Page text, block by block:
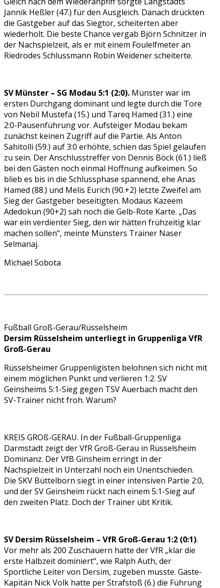
Jannik Heßler (47.) für den Ausgleich. Danach drückten
die Gastgeber auf das Siegtor, scheiterten aber
wiederholt. Die beste Chance vergab Björn Schnitzer in
der Nachspielzeit, als er mit einem Foulelfmeter an
Riedrodes Schlussmann Robin Weidener scheiterte.
SV Münster – SG Modau 5:1 (2:0). Münster war im
ersten Durchgang dominant und legte durch die Tore
von Nebil Mustefa (15.) und Tareq Hamed (31.) eine
2:0-Pausenführung vor. Aufsteiger Modau bekam
zunächst keinen Zugriff auf die Partie. Als Anton
Sahitolli (59.) auf 3:0 erhöhte, schien das Spiel gelaufen
zu sein. Der Anschlusstreffer von Dennis Böck (61.) ließ
bei den Gästen noch einmal Hoffnung aufkeimen. So
blieb es bis in die Schlussphase spannend, ehe Anas
Hamed (88.) und Melis Eurich (90.+2) letzte Zweifel am
Sieg der Gastgeber beseitigten. Modaus Kazeem
Adedokun (90+2) sah noch die Gelb-Rote Karte. „Das
war ein verdienter Sieg, den wir hätten frühzeitig klar
machen sollen“, meinte Münsters Trainer Naser
Selmanaj.
Michael Sobota
Fußball Groß-Gerau/Rüsselsheim
Dersim Rüsselsheim unterliegt in Gruppenliga VfR
Groß-Gerau
Rüsselsheimer Gruppenligisten belohnen sich nicht mit
einem möglichen Punkt und verlieren 1:2. SV
Geinsheims 5:1-Sieg gegen TSV Auerbach macht den
SV-Trainer nicht froh. Warum?
KREIS GROß-GERAU. In der Fußball-Gruppenliga
Darmstadt zeigt der VfR Groß-Gerau in Rüsselsheim
Dominanz. Der VfB Ginsheim erringt in der
Nachspielzeit in Unterzahl noch ein Unentschieden.
Die SKV Büttelborn siegt in einer intensiven Partie 2:0,
und der SV Geinsheim rückt nach einem 5:1-Sieg auf
den zweiten Platz. Doch der Trainer übt Kritik.
SV Dersim Rüsselsheim – VfR Groß-Gerau 1:2 (0:1).
Vor mehr als 200 Zuschauern hatte der VfR „klar die
erste Halbzeit dominiert“, wie Ralph Auth, der
Sportliche Leiter von Dersim, zugeben musste. Gäste-
Kapitän Nick Volk hatte per Strafstoß (6.) die Führung